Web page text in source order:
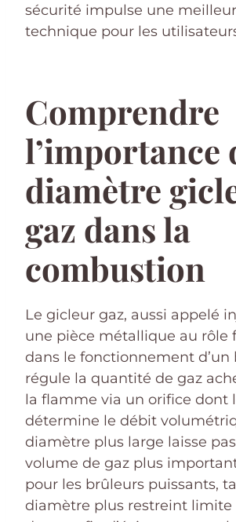
sécurité impulse une
technique pour les
Comprendre
l’importance
diamètre
gaz dans la
combustion
Le gicleur gaz, aussi appelé
une pièce métallique au rôle
dans le fonctionnement d’un
régule la quantité de gaz
la flamme via un orifice dont
détermine le débit
diamètre plus large laisse
volume de gaz plus
pour les brûleurs puissants,
diamètre plus restreint